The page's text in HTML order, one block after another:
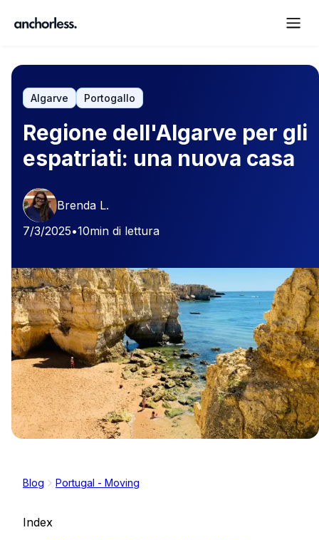
Algarve Portogallo
Regione dell'Algarve per gli
espatriati: una nuova casa
Brenda L.
7/3/2025•10min di lettura
Blog Portugal - Moving
Index